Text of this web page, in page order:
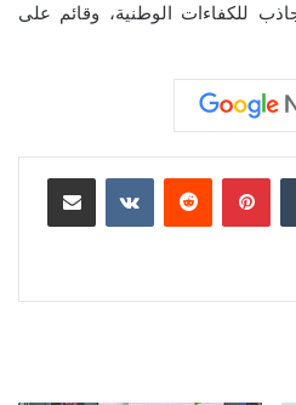
للكفاءات الوطنية، وقائم على
بينتيريست